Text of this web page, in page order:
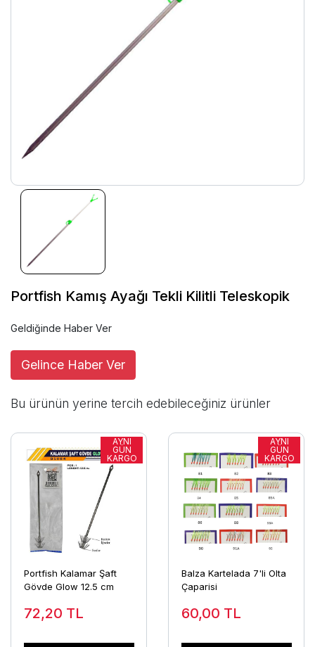
Portfish Kamış Ayağı Tekli Kilitli Teleskopik
Geldiğinde Haber Ver
Gelince Haber Ver
Bu ürünün yerine tercih edebileceğiniz ürünler
Portfish Kalamar Şaft
Gövde Glow 12.5 cm
72,20 TL
Balza Kartelada 7'li Olta
Çaparisi
60,00 TL